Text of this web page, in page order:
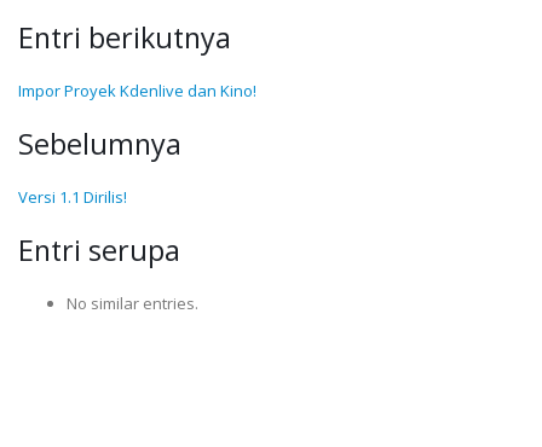
Entri berikutnya
Impor Proyek Kdenlive dan Kino!
Sebelumnya
Versi 1.1 Dirilis!
Entri serupa
No similar entries.